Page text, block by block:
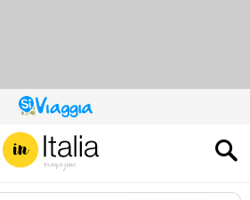
QUESTO
SITO
CONTRIBUISCE
ALL’AUDIENCE
DI